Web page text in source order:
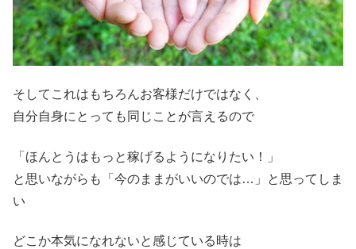
そしてこれはもちろんお客様だけではなく、
自分自身にとっても同じことが言えるので
「ほんとうはもっと稼げるようになりたい！」
と思いながらも「今のままがいいのでは…」と思ってしま
い
どこか本気になれないと感じている時は